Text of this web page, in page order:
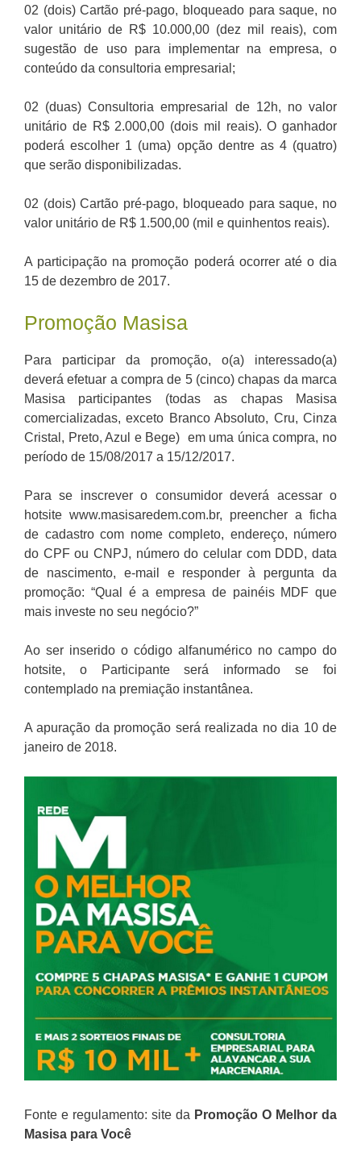
02 (dois) Cartão pré-pago, bloqueado para saque, no
valor unitário de R$ 10.000,00 (dez mil reais), com
sugestão de uso para implementar na empresa, o
conteúdo da consultoria empresarial;
02 (duas) Consultoria empresarial de 12h, no valor
unitário de R$ 2.000,00 (dois mil reais). O ganhador
poderá escolher 1 (uma) opção dentre as 4 (quatro)
que serão disponibilizadas.
02 (dois) Cartão pré-pago, bloqueado para saque, no
valor unitário de R$ 1.500,00 (mil e quinhentos reais).
A participação na promoção poderá ocorrer até o dia
15 de dezembro de 2017.
Promoção Masisa
Para participar da promoção, o(a) interessado(a)
deverá efetuar a compra de 5 (cinco) chapas da marca
Masisa participantes (todas as chapas Masisa
comercializadas, exceto Branco Absoluto, Cru, Cinza
Cristal, Preto, Azul e Bege) em uma única compra, no
período de 15/08/2017 a 15/12/2017.
Para se inscrever o consumidor deverá acessar o
hotsite www.masisaredem.com.br, preencher a ficha
de cadastro com nome completo, endereço, número
do CPF ou CNPJ, número do celular com DDD, data
de nascimento, e-mail e responder à pergunta da
promoção: “Qual é a empresa de painéis MDF que
mais investe no seu negócio?”
Ao ser inserido o código alfanumérico no campo do
hotsite, o Participante será informado se foi
contemplado na premiação instantânea.
A apuração da promoção será realizada no dia 10 de
janeiro de 2018.
Fonte e regulamento: site da Promoção O Melhor da
Masisa para Você